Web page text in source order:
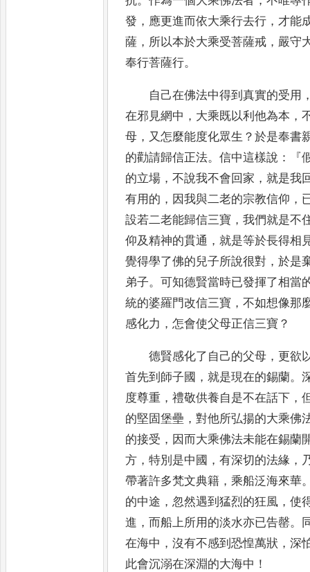
發 ， 應更進而依大乘行去行 ，才能
薩 ， 所以本於大乘受菩薩戒 ， 嚴守
奉行菩薩行。
自己在佛法中得到真實的受用
在邪見網中 ， 大乘既以利他為本 ，
母 ， 又怎麼能度化眾生 ？於是奉書
的勸請歸信正法。信中這樣說 ：『
的立場 ，不說我不會回家 ，就是我
有用的 ， 因我與二老的宗教信仰 ，
設若二老能歸信三寶 ，我們就是不
仰及精神的貫通 ，就是等於長得相
覺得學了佛的兒子所說很對 ，於是
弟子。可知德賢當時已發揮了相當
統的婆羅門改信三寶 ，不如想像那
感化力 ，怎會使父母正信三寶 ？
德賢感化了自己的父母 ， 更欲
首先到師子國 ，就是現在的錫蘭。
度尊重 ，禮敬供養自是不在話下 ，
的堅固堡壘 ，對他所弘揚的大乘佛
的接受 ， 因而大乘佛法未能在錫蘭
方 ，特別是中國 ，有深切的法緣 ，
帶著許多梵文典籍 ，乘船泛海來華
的中途 ，忽然遇到猛烈的狂風 ，使
進 ， 而船上所用的淡水亦已告罄。
在海中 ，沒有不感到恐惶萬狀 ，深
此會沉溺在深淵的大海中 ！